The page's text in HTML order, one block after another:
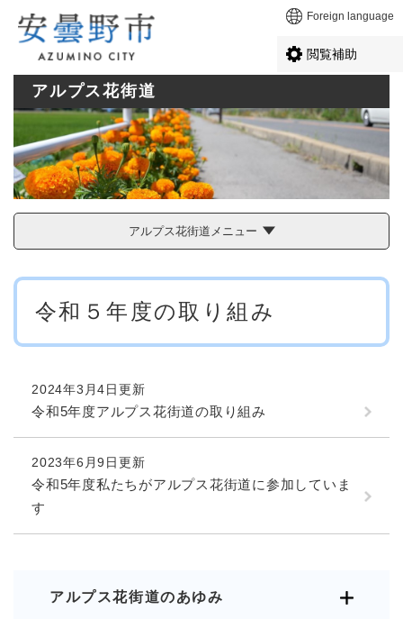
メニューを飛ばして本文へ Foreign language
閲覧補助
アルプス花街道
アルプス花街道メニュー
本
令和５年度の取り組み
2024年3月4日更新
令和5年度アルプス花街道の取り組み
2023年6月9日更新
令和5年度私たちがアルプス花街道に参加していま
す
アルプス花街道のあゆみ